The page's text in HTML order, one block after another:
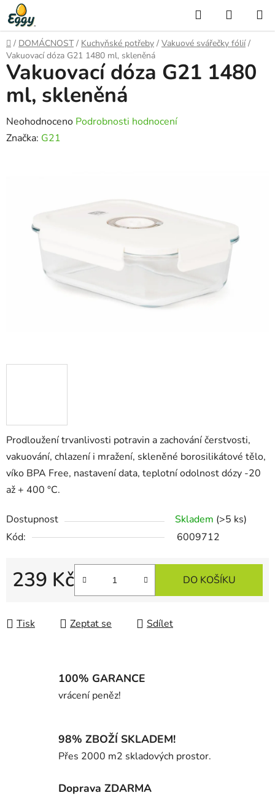
Přejít
na
obsah
Hledat
KOŠÍK
Domů
/ DOMÁCNOST / Kuchyňské potřeby / Vakuové svářečky fólií /
Vakuovací dóza G21 1480 ml, skleněná
Prodloužení trvanlivosti potravin a zachování čerstvosti,
vakuování, chlazení i mražení, skleněné borosilikátové tělo,
víko BPA Free, nastavení data, teplotní odolnost dózy -20
až + 400 °C.
Dostupnost Skladem (>5 ks)
Kód:
6009712
239 Kč DO KOŠÍKU
Tisk Zeptat se Sdílet
Vakuovací dóza G21 1480
ml, skleněná
Průměrné
hodnocení
hvězdiček.
Neohodnoceno Podrobnosti hodnocení
Značka: G21
100% GARANCE
vrácení peněz!
98% ZBOŽÍ SKLADEM!
Přes 2000 m2 skladových prostor.
Doprava ZDARMA